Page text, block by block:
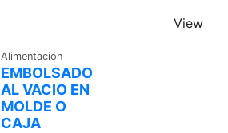
View
Alimentación
EMBOLSADO
AL VACIO EN
MOLDE O
CAJA